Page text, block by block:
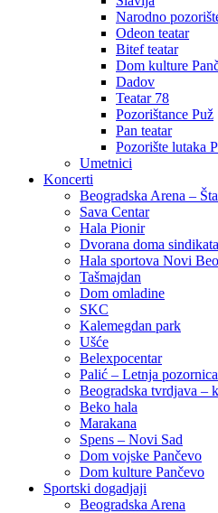
Narodno
Odeon teatar
Bitef teatar
Dom kulture
Dadov
Teatar 78
Pozorištance Puž
Pan teatar
Pozorište lutaka
Umetnici
Koncerti
Beogradska Arena –
Sava Centar
Hala Pionir
Dvorana doma
Hala sportova Novi
Tašmajdan
Dom omladine
SKC
Kalemegdan park
Ušće
Belexpocentar
Palić – Letnja pozornica
Beogradska tvrdjava –
Beko hala
Marakana
Spens – Novi Sad
Dom vojske Pančevo
Dom kulture Pančevo
Sportski dogadjaji
Beogradska Arena